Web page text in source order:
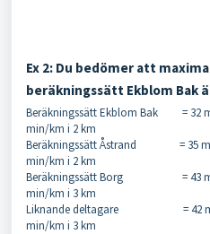
Ex 2: Du bedömer att
beräkningssätt Ekblom Bak
Beräkningssätt Ekblom
min/km i 2 km
Beräkningssätt Åstrand
min/km i 2 km
Beräkningssätt Borg
min/km i 3 km
Liknande deltagare
min/km i 3 km